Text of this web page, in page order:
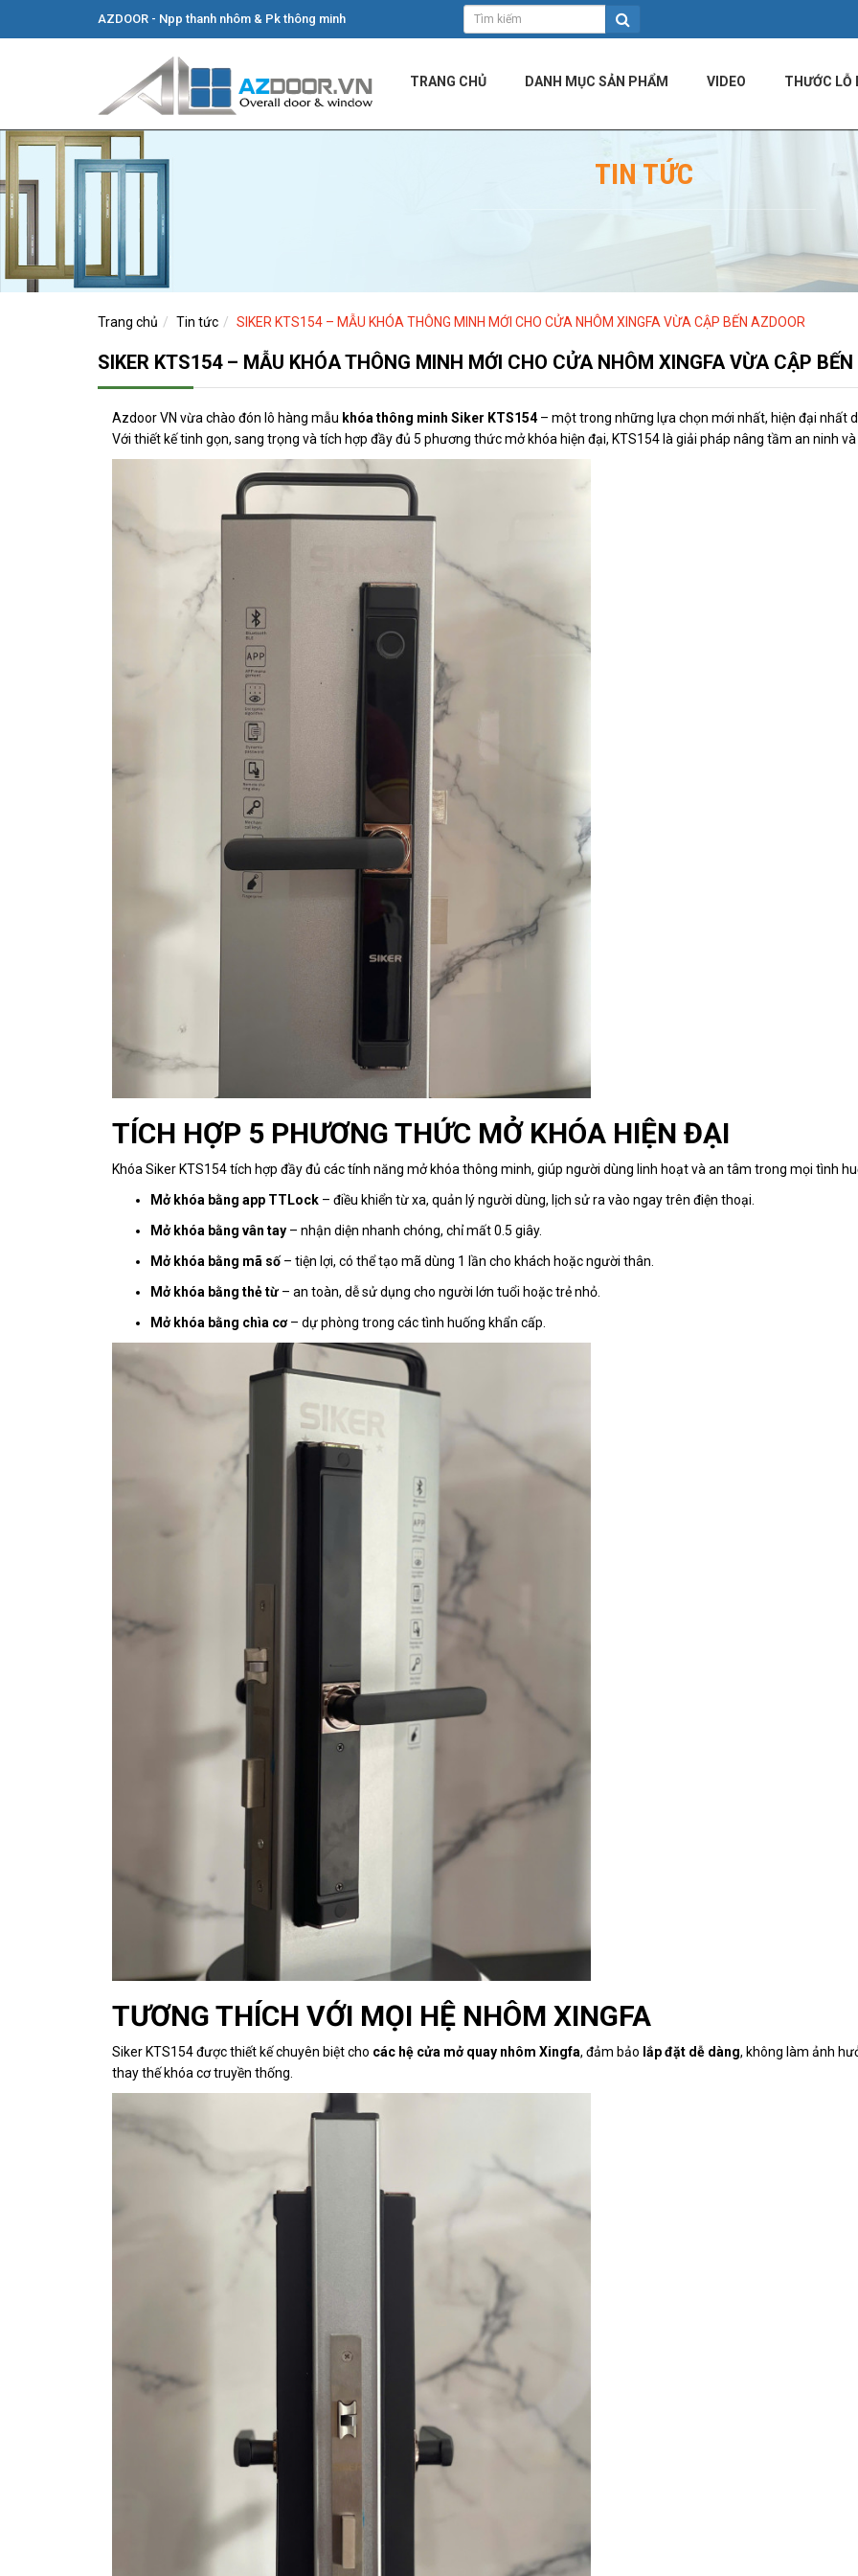
AZDOOR - Npp thanh nhôm & Pk thông minh
TRANG CHỦ DANH MỤC SẢN PHẨM VIDEO THƯỚC LỖ
TIN TỨC
Trang chủ Tin tức SIKER KTS154 – MẪU KHÓA THÔNG MINH MỚI CHO CỬA NHÔM XINGFA VỪA CẬP BẾN AZDOOR
SIKER KTS154 – MẪU KHÓA THÔNG MINH MỚI CHO CỬA NHÔM XINGFA VỪA CẬP
Azdoor VN vừa chào đón lô hàng mẫu khóa thông minh Siker KTS154– một trong những lựa chọn mới nhất, hiện đại nhất
Với thiết kế tinh gọn, sang trọng và tích hợp đầy đủ 5 phương thức mở khóa hiện đại, KTS154 là giải pháp nâng tầm an ninh
TÍCH HỢP 5 PHƯƠNG THỨC MỞ KHÓA HIỆN ĐẠI
Khóa Siker KTS154 tích hợp đầy đủ các tính năng mở khóa thông minh, giúp người dùng linh hoạt và an tâm trong mọi tình
Mở khóa bằng app TTLock – điều khiển từ xa, quản lý người dùng, lịch sử ra vào ngay trên điện thoại.
Mở khóa bằng vân tay – nhận diện nhanh chóng, chỉ mất 0.5 giây.
Mở khóa bằng mã số– tiện lợi, có thể tạo mã dùng 1 lần cho khách hoặc người thân.
Mở khóa bằng thẻ từ – an toàn, dễ sử dụng cho người lớn tuổi hoặc trẻ nhỏ.
Mở khóa bằng chìa cơ– dự phòng trong các tình huống khẩn cấp.
TƯƠNG THÍCH VỚI MỌI HỆ NHÔM XINGFA
Siker KTS154 được thiết kế chuyên biệt cho các hệ cửa mở quay nhôm Xingfa, đảm bảo lắp đặt dễ dàng, không làm ảnh
thay thế khóa cơ truyền thống.